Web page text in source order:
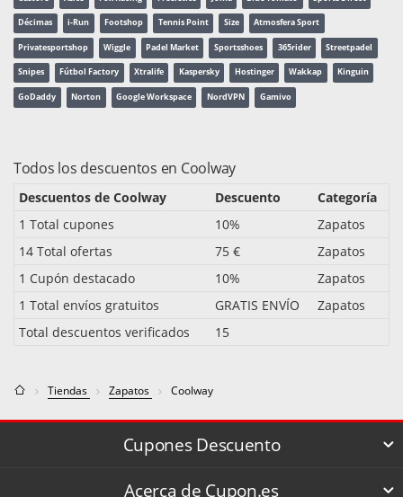
Décimas i-Run Footshop Tennis Point Size Atmosfera Sport
Privatesportshop Wiggle Padel Market Sportsshoes 365rider Streetpadel
Snipes Fútbol Factory Xtralife Kaspersky Hostinger Wakkap Kinguin
GoDaddy Norton Google Workspace NordVPN Gamivo
Todos los descuentos en Coolway
Descuentos de Coolway Descuento
Categoría
1 Total cupones
10%
Zapatos
14 Total ofertas
75 €
Zapatos
1 Cupón destacado
10%
Zapatos
1 Total envíos gratuitos
GRATIS ENVÍO
Zapatos
Total descuentos verificados
15
Tiendas Zapatos Coolway
Cupones Descuento
Acerca de Cupon.es